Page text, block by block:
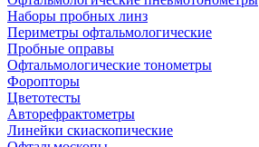
Наборы пробных линз
Периметры офтальмологические
Пробные оправы
Офтальмологические тонометры
Форопторы
Цветотесты
Авторефрактометры
Линейки скиаскопические